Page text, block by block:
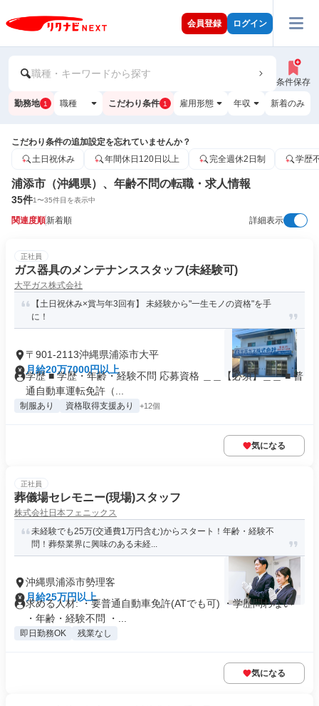
会員登録 ログイン
職種・キーワードから探す
条件保存
勤務地 1 職種 こだわり条件 1 雇用形態 年収 新着のみ
こだわり条件の追加設定を忘れていませんか？
土日祝休み
年間休日120日以上 完全週休2日制 学歴
浦添市（沖縄県）、年齢不問の転職・求人情報
35件1〜35件目を表示中
関連度順新着順 詳細表示
正社員
ガス器具のメンテナンススタッフ(未経験可)
大平ガス株式会社
【土日祝休み×賞与年3回有】 未経験から"一生モノの資格"を手
に！
〒901-2113沖縄県浦添市大平
月給20万7000円以上
学歴 ■ 学歴・年齢・経験不問 応募資格 ＿＿【必須】＿＿ ■ 普
通自動車運転免許（...
制服あり 資格取得支援あり +12個
気になる
正社員
葬儀場セレモニー(現場)スタッフ
株式会社日本フェニックス
未経験でも25万(交通費1万円含む)からスタート！年齢・経験不
問！葬祭業界に興味のある未経...
沖縄県浦添市勢理客
月給25万円以上
求める人材: ・要普通自動車免許(ATでも可) ・学歴問わない
・年齢・経験不問 ・...
即日勤務OK 残業なし
気になる